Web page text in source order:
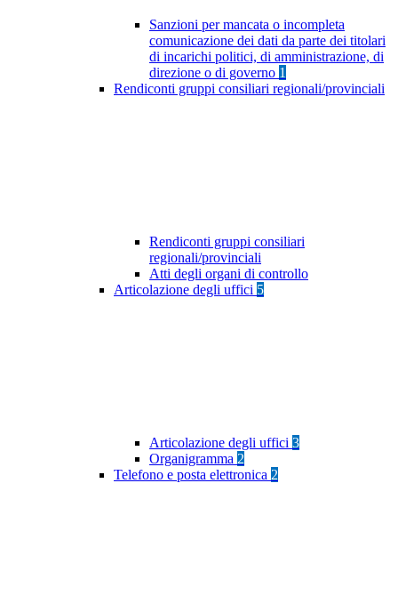
Sanzioni per mancata o incompleta
comunicazione dei dati da parte dei titolari
di incarichi politici, di amministrazione, di
direzione o di governo 1
Rendiconti gruppi consiliari regionali/provinciali
Rendiconti gruppi consiliari
regionali/provinciali
Atti degli organi di controllo
Articolazione degli uffici 5
Articolazione degli uffici 3
Organigramma 2
Telefono e posta elettronica 2